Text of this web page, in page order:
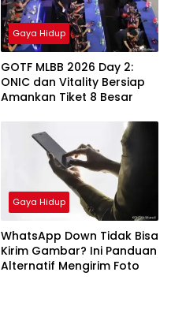
Gaya Hidup
GOTF MLBB 2026 Day 2:
ONIC dan Vitality Bersiap
Amankan Tiket 8 Besar
Gaya Hidup
WhatsApp Down Tidak Bisa
Kirim Gambar? Ini Panduan
Alternatif Mengirim Foto